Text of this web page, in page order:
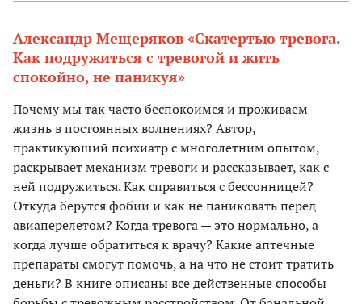
Александр Мещеряков «Скатертью тревога.
Как подружиться с тревогой и жить
спокойно, не паникуя»
Почему мы так часто беспокоимся и проживаем
жизнь в постоянных волнениях? Автор,
практикующий психиатр с многолетним опытом,
раскрывает механизм тревоги и рассказывает, как с
ней подружиться. Как справиться с бессонницей?
Откуда берутся фобии и как не паниковать перед
авиаперелетом? Когда тревога — это нормально, а
когда лучше обратиться к врачу? Какие аптечные
препараты смогут помочь, а на что не стоит тратить
деньги? В книге описаны все действенные способы